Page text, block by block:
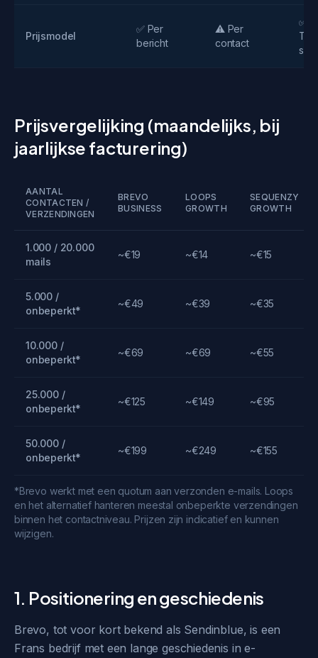
Prijsmodel
✅ Per
bericht
⚠️ Per
contact
✅
Prijsvergelijking (maandelijks, bij
jaarlijkse facturering)
AANTAL
CONTACTEN /
VERZENDINGEN
BREVO
BUSINESS
LOOPS
GROWTH
SEQUENZY
GROWTH
1.000 / 20.000
mails
~€19 ~€14 ~€15
5.000 /
onbeperkt*
~€49 ~€39 ~€35
10.000 /
onbeperkt*
~€69 ~€69 ~€55
25.000 /
onbeperkt*
~€125 ~€149 ~€95
50.000 /
onbeperkt*
~€199 ~€249 ~€155
*Brevo werkt met een quotum aan verzonden e-mails. Loops
en het alternatief hanteren meestal onbeperkte verzendingen
binnen het contactniveau. Prijzen zijn indicatief en kunnen
wijzigen.
1. Positionering en geschiedenis
Brevo, tot voor kort bekend als Sendinblue, is een
Frans bedrijf met een lange geschiedenis in e-